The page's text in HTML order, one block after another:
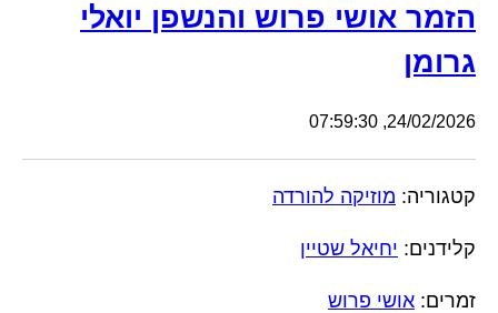
הזמר אושי פרוש והנשפן יואלי
גרומן
24/02/2026, 07:59:30
קטגוריה: מוזיקה להורדה
קלידנים: יחיאל שטיין
זמרים: אושי פרוש